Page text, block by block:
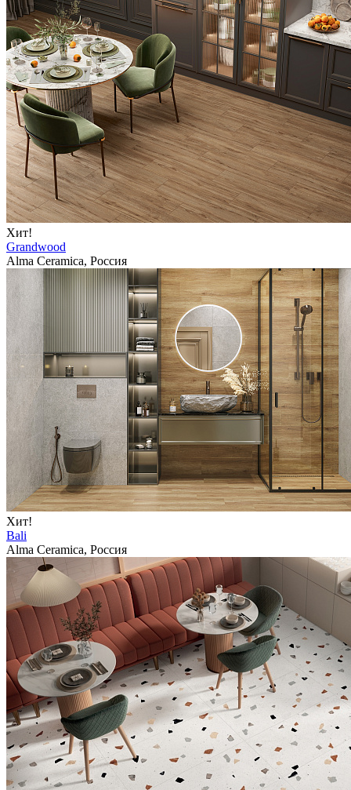
Хит!
Grandwood
Alma Ceramica, Россия
Хит!
Bali
Alma Ceramica, Россия